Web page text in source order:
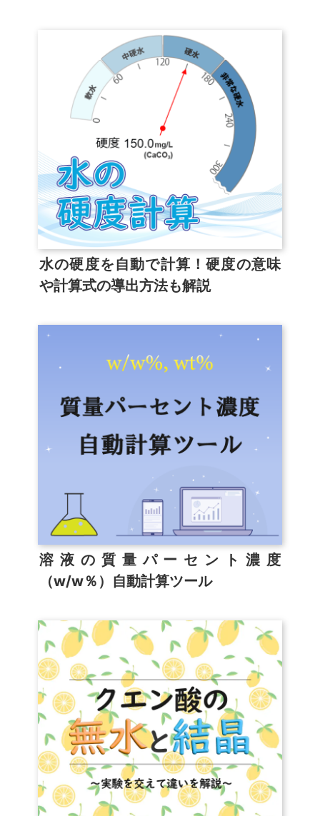
水の硬度を自動で計算！硬度の意味
や計算式の導出方法も解説
溶液の質量パーセント濃度
（w/w％）自動計算ツール